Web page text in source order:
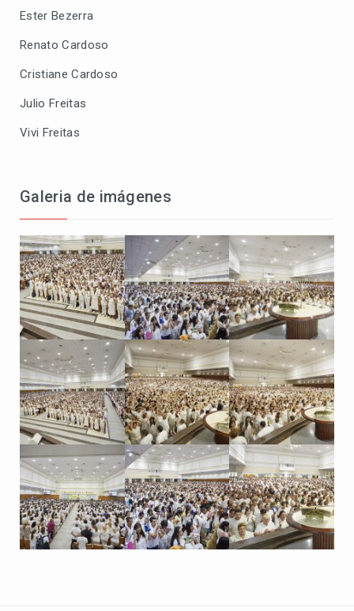
Ester Bezerra
Renato Cardoso
Cristiane Cardoso
Julio Freitas
Vivi Freitas
Galeria de imágenes